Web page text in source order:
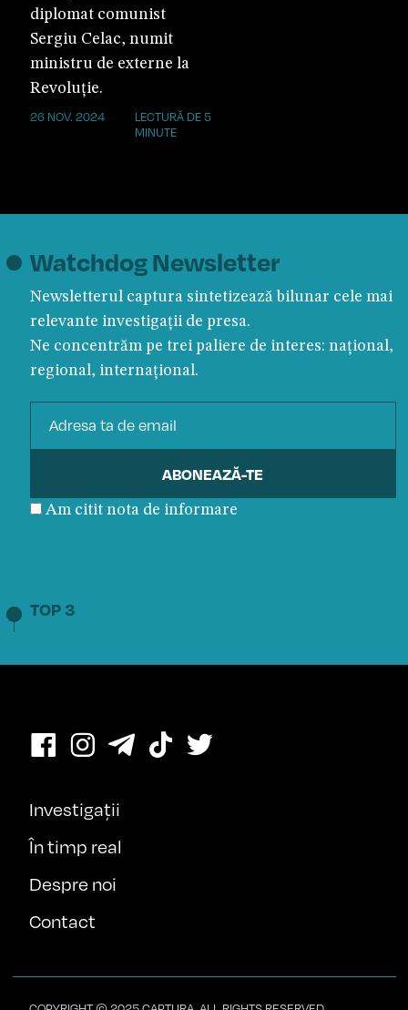
diplomat comunist
Sergiu Celac, numit
ministru de externe la
Revoluție.
26 NOV. 2024
LECTURĂ DE 5
MINUTE
Watchdog Newsletter
Newsletterul captura sintetizează bilunar cele mai
relevante investigații de presa.
Ne concentrăm pe trei paliere de interes: național,
regional, internațional.
Am citit nota de informare
TOP 3
Investigații
În timp real
Despre noi
Contact